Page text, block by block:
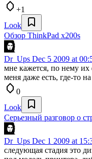
+1
Look
Обзор ThinkPad x200s
Dr_Ups Dec 5 2009 at
мне кажется, по нему
меня даже есть, где-то
0
Look
Серьезный разговор о
Dr_Ups Dec 1 2009 at
следующая стадия это